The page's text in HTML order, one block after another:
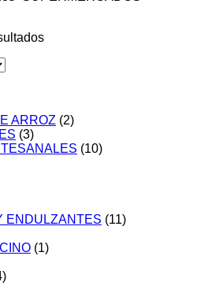
Ordenado
ARROZ (2)
(3)
(10)
ENDULZANTES (11)
(1)